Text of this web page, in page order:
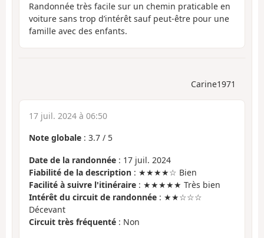
Randonnée très facile sur un chemin praticable en
voiture sans trop d’intérêt sauf peut-être pour une
famille avec des enfants.
Carine1971
17 juil. 2024 à 06:50
Note globale : 3.7 / 5
Date de la randonnée : 17 juil. 2024
Fiabilité de la description : ★★★★☆ Bien
Facilité à suivre l'itinéraire : ★★★★★ Très bien
Intérêt du circuit de randonnée : ★★☆☆☆
Décevant
Circuit très fréquenté : Non